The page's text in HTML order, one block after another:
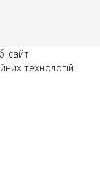
сайт
технологій